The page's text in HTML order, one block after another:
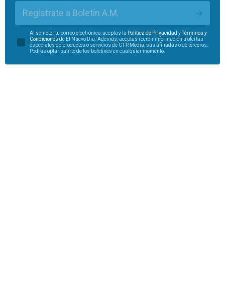
Regístrate a Boletín A.M.
Al someter tu correo electrónico, aceptas la Política de Privacidad yTérminos y
Condiciones de El Nuevo Día. Además, aceptas recibir información u ofertas
especiales de productos o servicios de GFR Media, sus afiliadas o de terceros.
Podrás optar salirte de los boletines en cualquier momento.